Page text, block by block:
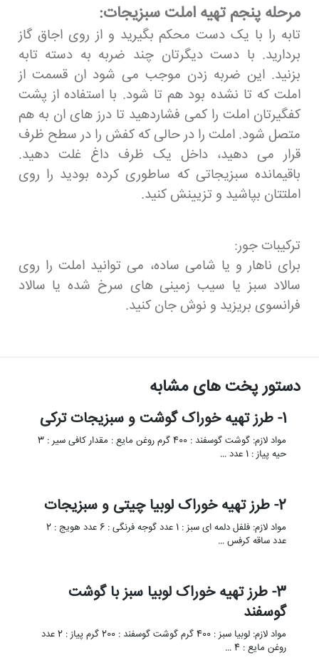
مرحله پنجم تهیه املت سبزیجات:
تابه را با یک دست محکم بگیرید و از روی اجاق گاز
بردارید. با دست دیگرتان چند ضربه به دسته تابه
بزنید. این ضربه زدن موجب می شود ان قسمت از
املت که تا نشده بود هم تا شود. با استفاده از پشت
کفگیرتان املت را کمی فشاردهید تا درز های ان به هم
متصل شود. املت را در حالی که کفش را در سطح ظرف
قرار می دهید، داخل یک ظرف داغ غلت دهید.
باقیمانده سبزیجاتی که ساطوری کرده بودید را روی
املتتان بپاشید و تزیینش کنید.
ترکیبات جور:
برای ناهار و یا شامی ساده، می توانید املت را روی
سالاد سبز یا سیب زمینی های سرخ شده یا سالاد
فرانسوی بریزید و نوش جان کنید.
دستور پخت های مشابه
1- طرز تهیه خوراک گوشت و سبزیجات ترکی
مواد لازم: گوشت گوسفند : 400 گرم روغن مایع : مقدار کافی سیر : 3
حیه پیاز : 1 عدد …
2- طرز تهیه خوراک لوبیا چیتی و سبزیجات
مواد لازم: فلفل دلمه ای سبز : 1 عدد گوجه فرنگی : 6 عدد هویج : 2
عدد ساقه کرفس …
3- طرز تهیه خوراک لوبیا سبز با گوشت
گوسفند
مواد لازم: لوبیا سبز : 400 گرم گوشت گوسفند : 200 گرم پیاز : 2 عدد
روغن مایع : 4 …